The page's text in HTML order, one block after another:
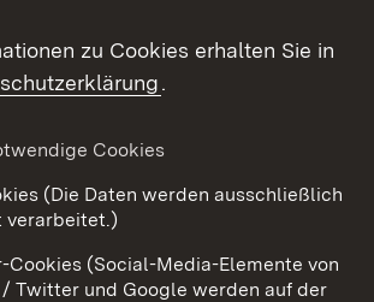
Barrierefreiheit
zu Cookies erhalten Sie in
.
Cookies
(Die Daten werden ausschließlich
verarbeitet.)
(Social-Media-Elemente von
/ Twitter und Google werden auf der